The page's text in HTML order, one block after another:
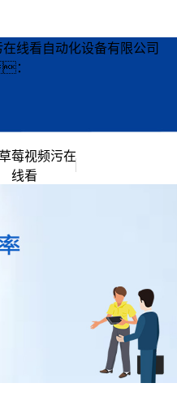
：
莓视频污在
线看